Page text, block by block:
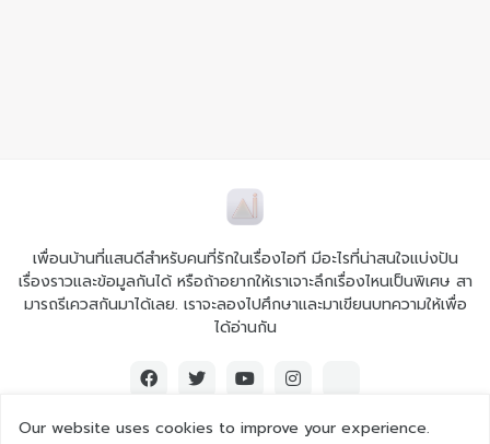
เพื่อนบ้านที่แสนดีสำหรับคนที่รักในเรื่องไอที มีอะไรที่น่าสนใจแบ่งปัน
เรื่องราวและข้อมูลกันได้ หรือถ้าอยากให้เราเจาะลึกเรื่องไหนเป็นพิเศษ สา
มารถรีเควสกันมาได้เลย. เราจะลองไปศึกษาและมาเขียนบทความให้เพื่อ
ได้อ่านกัน
Our website uses cookies to improve your experience.